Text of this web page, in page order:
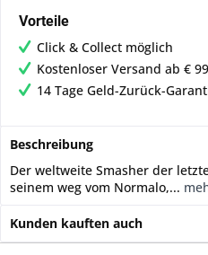
Vorteile
Click & Collect möglich
Kostenloser Versand ab €
14 Tage Geld-Zurück-
Beschreibung
Der weltweite Smasher der
seinem weg vom Normalo,...
Kunden kauften auch